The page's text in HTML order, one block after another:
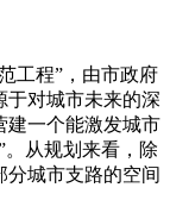
工程”，由市政府
于对城市未来的深
建一个能激发城市
从规划来看，除
分城市支路的空间